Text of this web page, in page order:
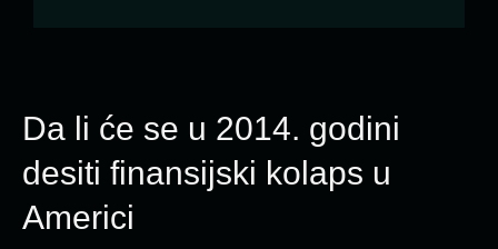
Da li će se u 2014. godini
desiti finansijski kolaps u
Americi